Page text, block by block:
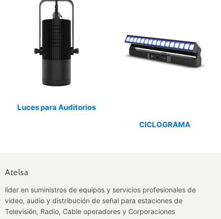
Luces para Auditorios
CICLOGRAMA
Atelsa
líder en suministros de equipos y servicios profesionales de
video, audio y distribución de señal para estaciones de
Televisión, Radio, Cable operadores y Corporaciones